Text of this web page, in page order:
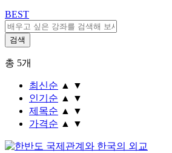
BEST
총 5개
최신순 ▲
▼
인기순 ▲
▼
제목순 ▲
▼
가격순 ▲ ▼